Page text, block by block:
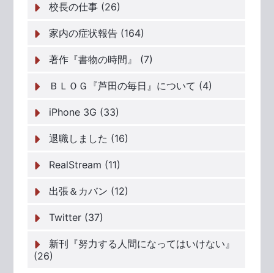
校長の仕事 (26)
家内の症状報告 (164)
著作『書物の時間』 (7)
ＢＬＯＧ『芦田の毎日』について (4)
iPhone 3G (33)
退職しました (16)
RealStream (11)
出張＆カバン (12)
Twitter (37)
新刊『努力する人間になってはいけない』
(26)